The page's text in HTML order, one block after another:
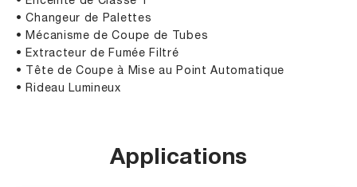
• Changeur de Palettes
• Mécanisme de Coupe de Tubes
• Extracteur de Fumée Filtré
• Tête de Coupe à Mise au Point Automatique
• Rideau Lumineux
Applications